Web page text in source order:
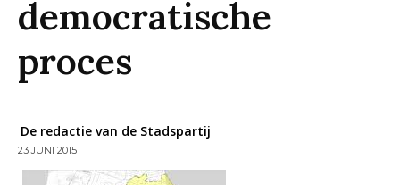
democratische
proces
De redactie van de Stadspartij
23 JUNI 2015